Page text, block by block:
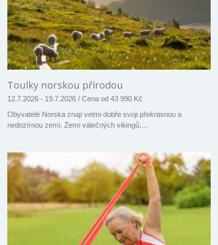
Toulky norskou přírodou
12.7.2026 - 19.7.2026 / Cena od 43 990 Kč
Obyvatelé Norska znají velmi dobře svoji překrásnou a
nedozírnou zemi. Zemi válečných vikingů,…